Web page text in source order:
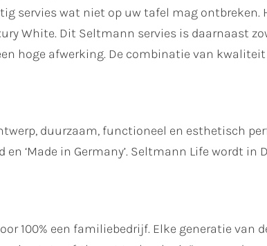
servies wat niet op uw tafel mag ontbreken.
White. Dit Seltmann servies is daarnaast
hoge afwerking. De combinatie van
duurzaam, functioneel en esthetisch
‘Made in Germany’. Seltmann Life wordt in
100% een familiebedrijf. Elke generatie van